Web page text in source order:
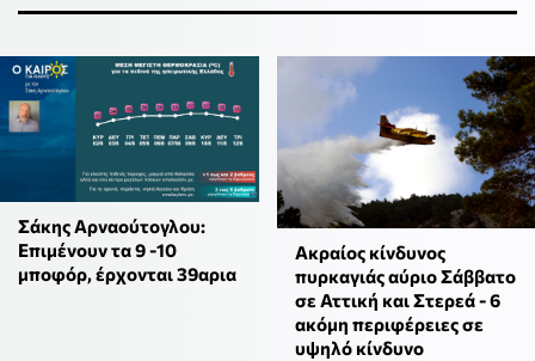
Σάκης Αρναούτογλου:
Επιμένουν τα 9 -10
μποφόρ, έρχονται 39αρια
Ακραίος κίνδυνος
πυρκαγιάς αύριο Σάββατο
σε Αττική και Στερεά - 6
ακόμη περιφέρειες σε
υψηλό κίνδυνο